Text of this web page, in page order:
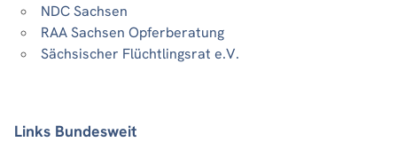
NDC Sachsen
RAA Sachsen Opferberatung
Sächsischer Flüchtlingsrat e.V.
Links Bundesweit